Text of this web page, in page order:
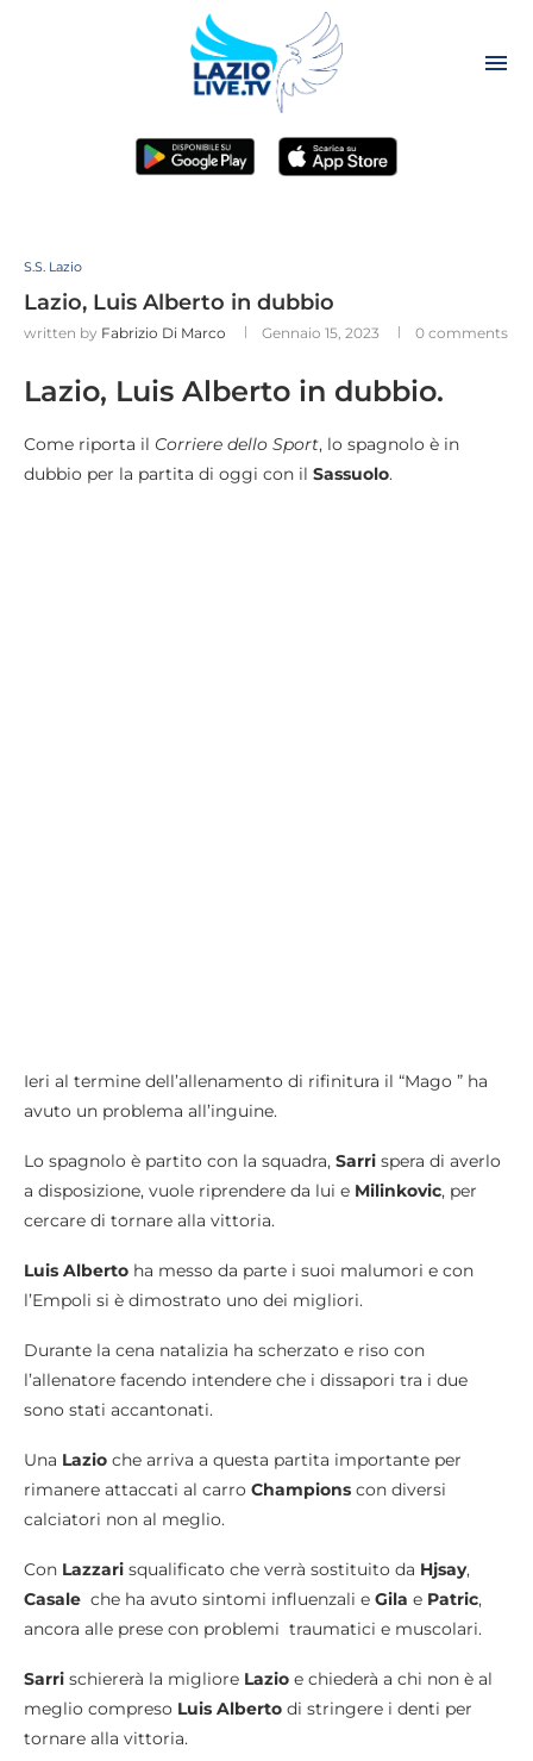
S.S. Lazio
Lazio, Luis Alberto in dubbio
written by Fabrizio Di Marco Gennaio 15, 2023 0 comments
Lazio, Luis Alberto in dubbio.
Come riporta il Corriere dello Sport, lo spagnolo è in
dubbio per la partita di oggi con il Sassuolo.
Ieri al termine dell’allenamento di rifinitura il “Mago ” ha
avuto un problema all’inguine.
Lo spagnolo è partito con la squadra, Sarri spera di averlo
a disposizione, vuole riprendere da lui e Milinkovic, per
cercare di tornare alla vittoria.
Luis Alberto ha messo da parte i suoi malumori e con
l’Empoli si è dimostrato uno dei migliori.
Durante la cena natalizia ha scherzato e riso con
l’allenatore facendo intendere che i dissapori tra i due
sono stati accantonati.
Una Lazio che arriva a questa partita importante per
rimanere attaccati al carro Champions con diversi
calciatori non al meglio.
Con Lazzari squalificato che verrà sostituito da Hjsay,
Casale che ha avuto sintomi influenzali e Gila e Patric,
ancora alle prese con problemi traumatici e muscolari.
Sarri schiererà la migliore Lazio e chiederà a chi non è al
meglio compreso Luis Alberto di stringere i denti per
tornare alla vittoria.